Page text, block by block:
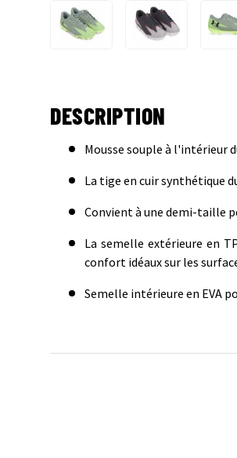
DESCRIPTION
Mousse souple à l'intérieur
La tige en cuir synthétique
Convient à une demi-taille
La semelle extérieure en
confort idéaux sur les
Semelle intérieure en EVA